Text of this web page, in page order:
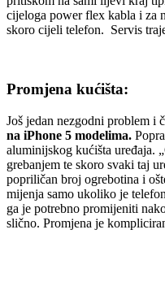
cijeloga power flex kabla i za
skoro cijeli telefon. Servis
Promjena kućišta:
Još jedan nezgodni problem i
na iPhone 5 modelima.
aluminijskog kućišta uređaja.
grebanjem te skoro svaki taj
popriličan broj ogrebotina i
mijenja samo ukoliko je
ga je potrebno promijeniti
slično. Promjena je